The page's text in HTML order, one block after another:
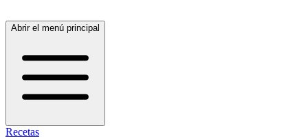
Abrir el menú principal
Recetas